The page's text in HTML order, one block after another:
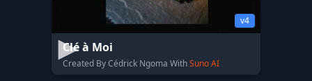
v4
Clé à Moi
Created By Cédrick Ngoma WithSuno AI